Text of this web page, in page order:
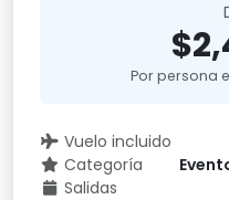
Por persona
Vuelo incluido
Categoría
Salidas